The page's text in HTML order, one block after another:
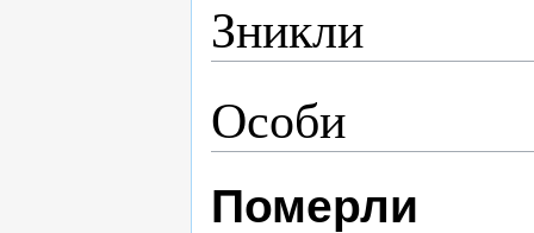
Зникли
Особи
Померли